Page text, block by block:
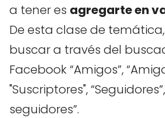
a tener es agregarte en
De esta clase de
buscar a través del
Facebook “Amigos”,
"Suscriptores",
seguidores”.